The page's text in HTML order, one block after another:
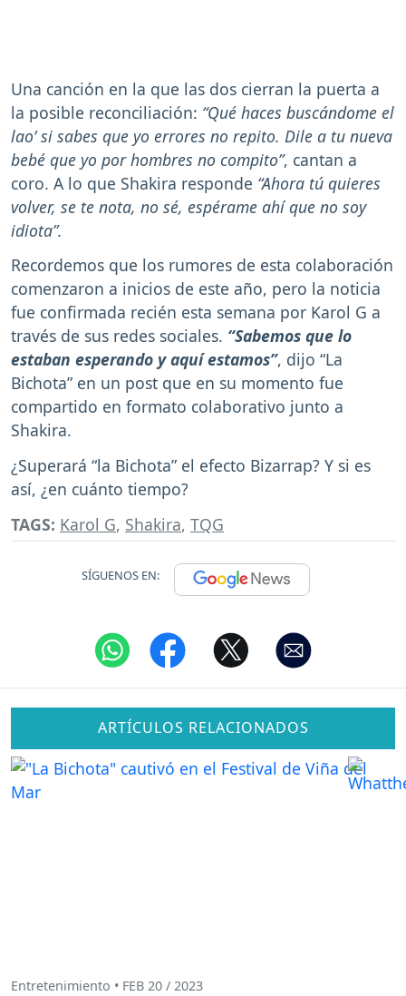
Una canción en la que las dos cierran la puerta a
la posible reconciliación: “Qué haces buscándome el
lao’ si sabes que yo errores no repito. Dile a tu nueva
bebé que yo por hombres no compito”, cantan a
coro. A lo que Shakira responde “Ahora tú quieres
volver, se te nota, no sé, espérame ahí que no soy
idiota”.
Recordemos que los rumores de esta colaboración
comenzaron a inicios de este año, pero la noticia
fue confirmada recién esta semana por Karol G a
través de sus redes sociales. “Sabemos que lo
estaban esperando y aquí estamos”, dijo “La
Bichota” en un post que en su momento fue
compartido en formato colaborativo junto a
Shakira.
¿Superará “la Bichota” el efecto Bizarrap? Y si es
así, ¿en cuánto tiempo?
TAGS: Karol G, Shakira, TQG
SÍGUENOS EN:
ARTÍCULOS RELACIONADOS
Entretenimiento • FEB 20 / 2023